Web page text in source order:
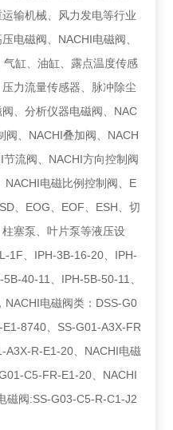
输机械、风力发电等行业
电磁阀、NACHI电磁阀、
缸、油缸、露点温度传感
力流量传感器、脉冲除尘
、分析仪器电磁阀、NAC
阀、NACHI叠加阀、NACH
流阀、NACHI方向控制阀
NACHI电磁比例控制阀、E
、EOG、EOF、ESH、切
塞泵、叶片泵等液压设
1F、IPH-3B-16-20、IPH-
40-11、IPH-5B-50-11、
NACHI电磁阀类：DSS-G0
8740、SS-G01-A3X-FR
A3X-R-E1-20、NACHI电磁
C5-FR-E1-20、NACHI
磁阀:SS-G03-C5-R-C1-J2